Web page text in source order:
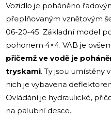
Vozidlo je poháněno
přeplňovaným vznětovým
06-20-45. Základní model
pohonem 4×4. VAB je
přičemž ve vodě je
tryskami. Ty jsou umístěny
nich je vybavena
Ovládání je hydraulické,
na palubní desce.